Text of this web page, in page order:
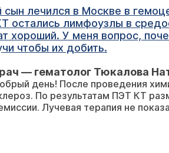
сын лечился в Москве в
остались лимфоузлы в
хороший. У меня вопрос,
чтобы их добить.
— гематолог Тюкалова
день! После проведения
По результатам ПЭТ КТ
Лучевая терапия не